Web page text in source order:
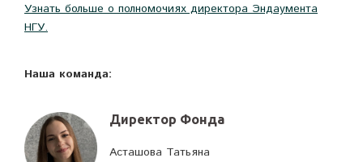
Узнать больше о полномочиях директора Эндаумента
НГУ.
Наша команда:
Директор Фонда
Асташова Татьяна